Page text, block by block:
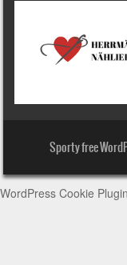
Sporty free
WordPress Cookie